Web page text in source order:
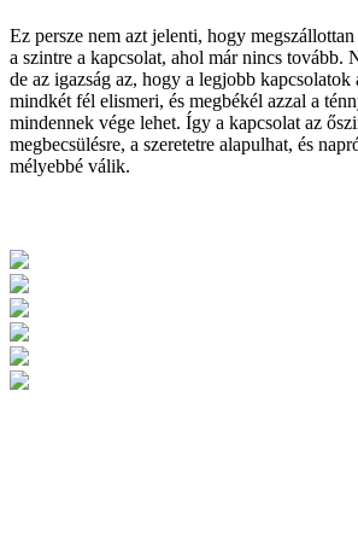
Ez persze nem azt jelenti, hogy
a szintre a kapcsolat, ahol már nincs tovább.
de az igazság az, hogy a legjobb kapcsolatok
mindkét fél elismeri, és megbékél azzal a
mindennek vége lehet. Így a kapcsolat az
megbecsülésre, a szeretetre alapulhat, és
mélyebbé válik.